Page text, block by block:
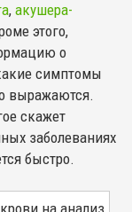
, акушера-
этого,
о
симптомы
выражаются.
скажет
заболеваниях
быстро.